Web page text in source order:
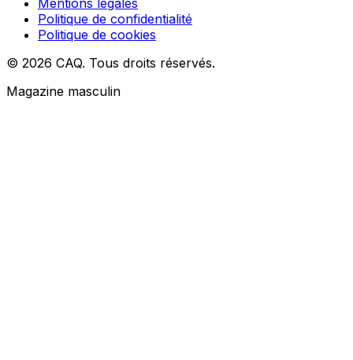
Mentions légales
Politique de confidentialité
Politique de cookies
© 2026 CAQ. Tous droits réservés.
Magazine masculin